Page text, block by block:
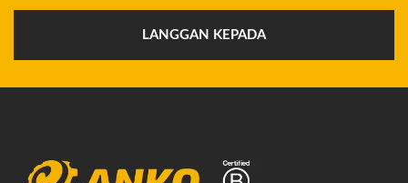
LANGGAN KEPADA